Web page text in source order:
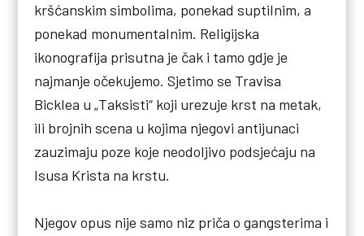
kršćanskim simbolima, ponekad suptilnim, a
ponekad monumentalnim. Religijska
ikonografija prisutna je čak i tamo gdje je
najmanje očekujemo. Sjetimo se Travisa
Bicklea u „Taksisti“ koji urezuje krst na metak,
ili brojnih scena u kojima njegovi antijunaci
zauzimaju poze koje neodoljivo podsjećaju na
Isusa Krista na krstu.
Njegov opus nije samo niz priča o gangsterima i